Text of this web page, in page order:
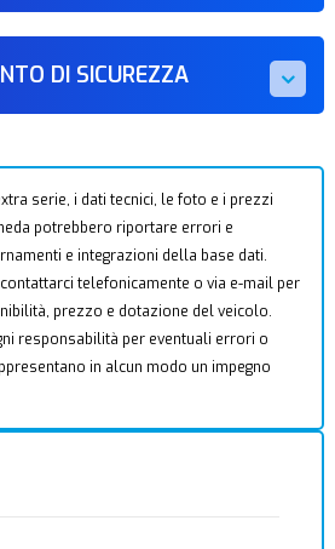
DI SICUREZZA
serie, i dati tecnici, le foto e i prezzi
potrebbero riportare errori e
e integrazioni della base dati.
telefonicamente o via e-mail per
prezzo e dotazione del veicolo.
responsabilità per eventuali errori o
in alcun modo un impegno